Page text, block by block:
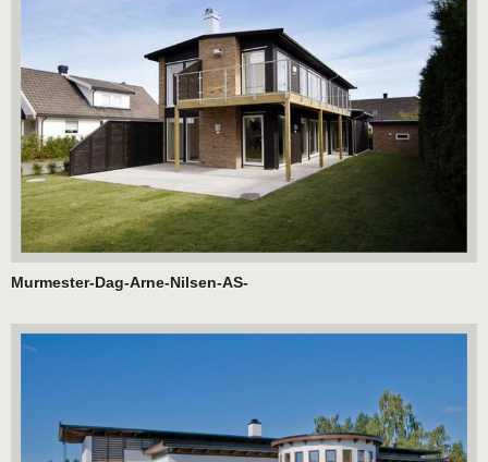
Murmester-Dag-Arne-Nilsen-AS-